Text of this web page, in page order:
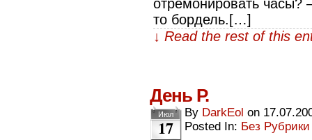
отремонировать
то бордель.[…]
↓ Read the rest of this
День Р.
Июл
17
By DarkEol on
Posted In: Без Рубрики